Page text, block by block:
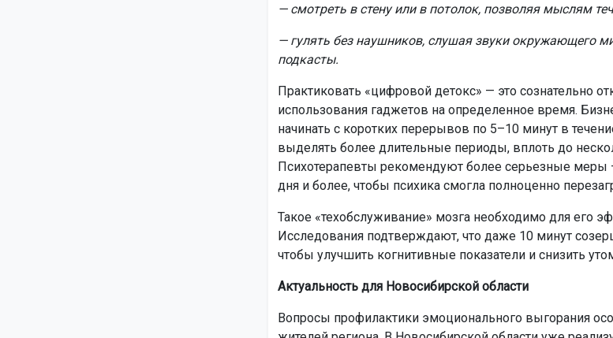
— смотреть в стену или в потолок, позволяя мыслям
— гулять без наушников, слушая звуки окружающего
подкасты.
Практиковать «цифровой детокс» — это сознательно
использования гаджетов на определенное время.
начинать с коротких перерывов по 5–10 минут в
выделять более длительные периоды, вплоть до
Психотерапевты рекомендуют более серьезные меры
дня и более, чтобы психика смогла полноценно
Такое «техобслуживание» мозга необходимо для его
Исследования подтверждают, что даже 10 минут
чтобы улучшить когнитивные показатели и снизить
Актуальность для Новосибирской области
Вопросы профилактики эмоционального выгорания